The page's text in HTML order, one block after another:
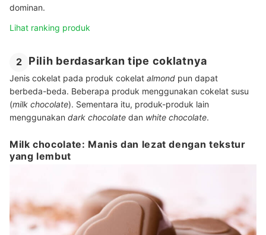
dominan.
Lihat ranking produk
2 Pilih berdasarkan tipe coklatnya
Jenis cokelat pada produk cokelat almond pun dapat
berbeda-beda. Beberapa produk menggunakan cokelat susu
(milk chocolate). Sementara itu, produk-produk lain
menggunakan dark chocolate dan white chocolate.
Milk chocolate: Manis dan lezat dengan tekstur
yang lembut